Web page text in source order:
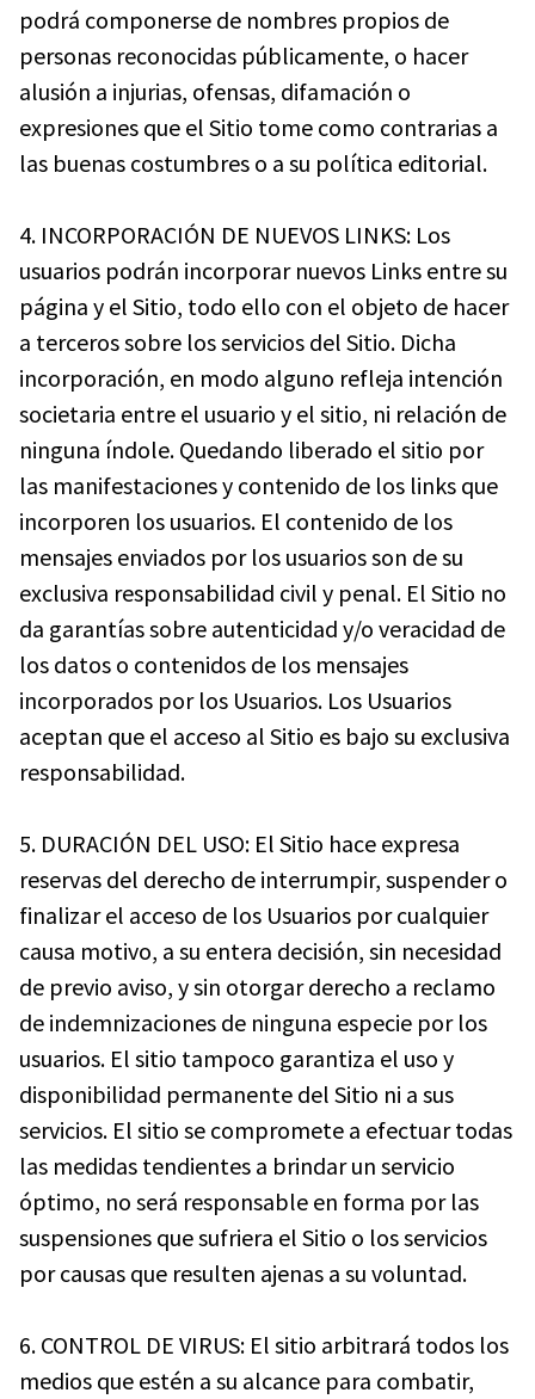
podrá componerse de nombres propios de
personas reconocidas públicamente, o hacer
alusión a injurias, ofensas, difamación o
expresiones que el Sitio tome como contrarias a
las buenas costumbres o a su política editorial.
4. INCORPORACIÓN DE NUEVOS LINKS: Los
usuarios podrán incorporar nuevos Links entre su
página y el Sitio, todo ello con el objeto de hacer
a terceros sobre los servicios del Sitio. Dicha
incorporación, en modo alguno refleja intención
societaria entre el usuario y el sitio, ni relación de
ninguna índole. Quedando liberado el sitio por
las manifestaciones y contenido de los links que
incorporen los usuarios. El contenido de los
mensajes enviados por los usuarios son de su
exclusiva responsabilidad civil y penal. El Sitio no
da garantías sobre autenticidad y/o veracidad de
los datos o contenidos de los mensajes
incorporados por los Usuarios. Los Usuarios
aceptan que el acceso al Sitio es bajo su exclusiva
responsabilidad.
5. DURACIÓN DEL USO: El Sitio hace expresa
reservas del derecho de interrumpir, suspender o
finalizar el acceso de los Usuarios por cualquier
causa motivo, a su entera decisión, sin necesidad
de previo aviso, y sin otorgar derecho a reclamo
de indemnizaciones de ninguna especie por los
usuarios. El sitio tampoco garantiza el uso y
disponibilidad permanente del Sitio ni a sus
servicios. El sitio se compromete a efectuar todas
las medidas tendientes a brindar un servicio
óptimo, no será responsable en forma por las
suspensiones que sufriera el Sitio o los servicios
por causas que resulten ajenas a su voluntad.
6. CONTROL DE VIRUS: El sitio arbitrará todos los
medios que estén a su alcance para combatir,